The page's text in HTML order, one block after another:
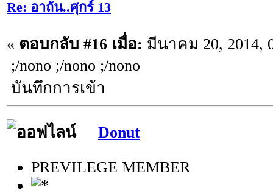
Re: อาถัน..ศุกร์ 13
« ตอบกลับ #16 เมื่อ: มีนาคม 20, 2014,
;/nono ;/nono ;/nono
บันทึกการเข้า
Donut
PREVILEGE MEMBER